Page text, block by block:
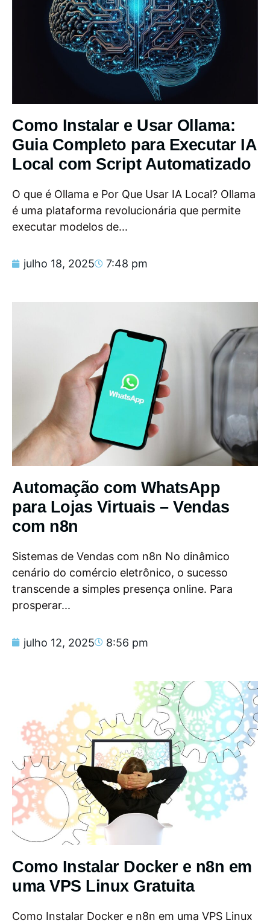
Como Instalar e Usar Ollama:
Guia Completo para Executar IA
Local com Script Automatizado
O que é Ollama e Por Que Usar IA Local? Ollama
é uma plataforma revolucionária que permite
executar modelos de...
julho 18, 2025 7:48 pm
Automação com WhatsApp
para Lojas Virtuais – Vendas
com n8n
Sistemas de Vendas com n8n No dinâmico
cenário do comércio eletrônico, o sucesso
transcende a simples presença online. Para
prosperar...
julho 12, 2025 8:56 pm
Como Instalar Docker e n8n em
uma VPS Linux Gratuita
Como Instalar Docker e n8n em uma VPS Linux